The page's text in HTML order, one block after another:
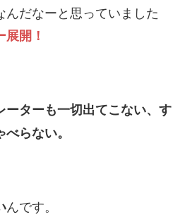
だなーと思っていました
開！
ーターも一切出てこない、す
らない。
んです。